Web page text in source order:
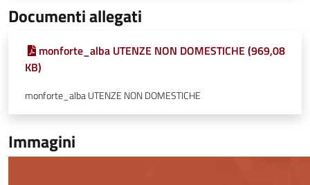
Documenti allegati
monforte_alba UTENZE NON DOMESTICHE (969,08
KB)
monforte_alba UTENZE NON DOMESTICHE
Immagini